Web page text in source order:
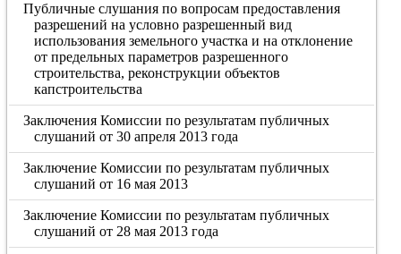
Публичные слушания по вопросам предоставления
разрешений на условно разрешенный вид
использования земельного участка и на отклонение
от предельных параметров разрешенного
строительства, реконструкции объектов
капстроительства
Заключения Комиссии по результатам публичных
слушаний от 30 апреля 2013 года
Заключение Комиссии по результатам публичных
слушаний от 16 мая 2013
Заключение Комиссии по результатам публичных
слушаний от 28 мая 2013 года